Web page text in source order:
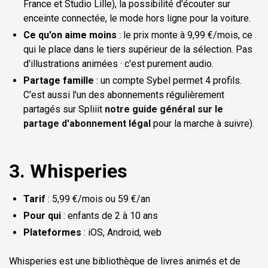
France et Studio Lille), la possibilité d'écouter sur
enceinte connectée, le mode hors ligne pour la voiture.
Ce qu'on aime moins : le prix monte à 9,99 €/mois, ce
qui le place dans le tiers supérieur de la sélection. Pas
d'illustrations animées · c'est purement audio.
Partage famille : un compte Sybel permet 4 profils.
C'est aussi l'un des abonnements régulièrement
partagés sur Spliiit notre guide général sur le
partage d'abonnement légal pour la marche à suivre).
3. Whisperies
Tarif : 5,99 €/mois ou 59 €/an
Pour qui : enfants de 2 à 10 ans
Plateformes : iOS, Android, web
Whisperies est une bibliothèque de livres animés et de